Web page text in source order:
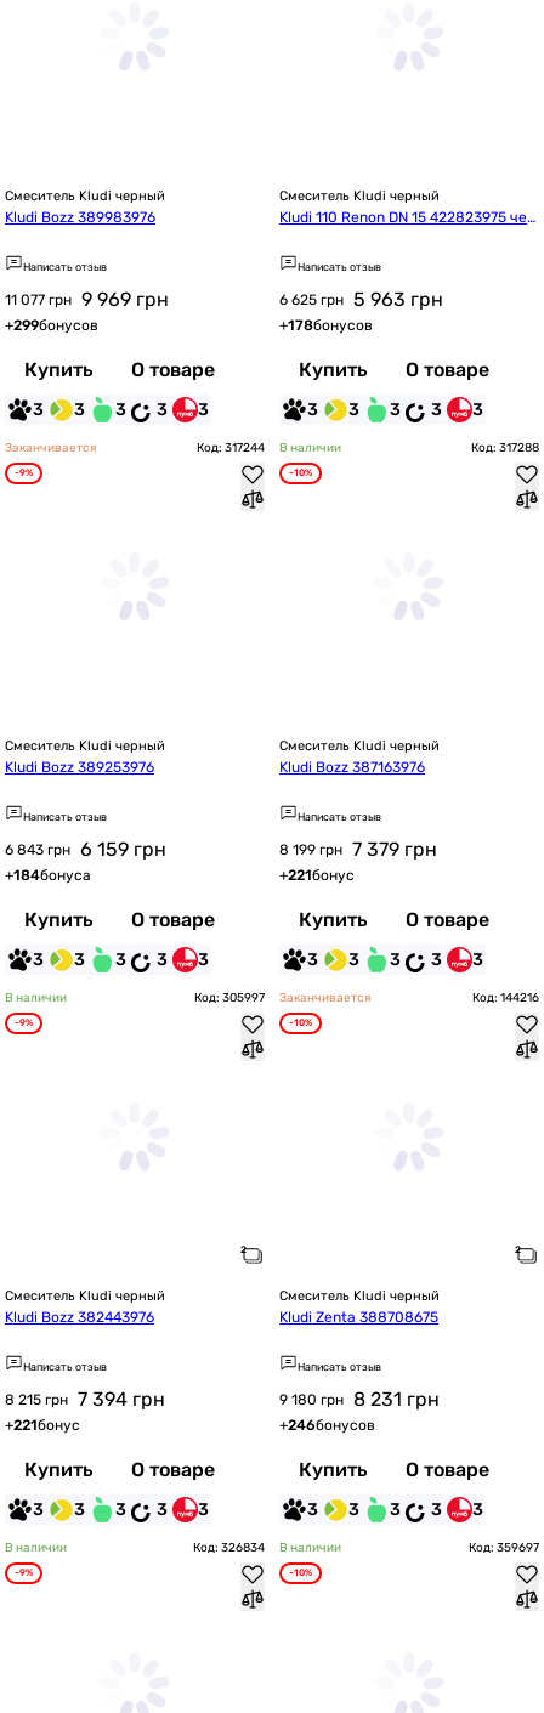
Смеситель Kludi черный
Kludi Bozz 389983976
Написать отзыв
11 077 грн 9 969 грн
+299бонусов
Купить О товаре
3 3 3 3 3
Смеситель Kludi черный
Kludi 110 Renon DN 15 422823975 чер
Написать отзыв
6 625 грн 5 963 грн
+178бонусов
Купить О товаре
3 3 3 3 3
Заканчивается Код: 317244
-9%
Смеситель Kludi черный
Kludi Bozz 389253976
Написать отзыв
6 843 грн 6 159 грн
+184бонуса
Купить О товаре
3 3 3 3 3
В наличии Код: 317288
-10%
Смеситель Kludi черный
Kludi Bozz 387163976
Написать отзыв
8 199 грн 7 379 грн
+221бонус
Купить О товаре
3 3 3 3 3
В наличии Код: 305997
-9%
Смеситель Kludi черный
Kludi Bozz 382443976
Написать отзыв
8 215 грн 7 394 грн
+221бонус
Купить О товаре
3 3 3 3 3
Заканчивается Код: 144216
-10%
Смеситель Kludi черный
Kludi Zenta 388708675
Написать отзыв
9 180 грн 8 231 грн
+246бонусов
Купить О товаре
3 3 3 3 3
В наличии Код: 326834
-9%
В наличии Код: 359697
-10%